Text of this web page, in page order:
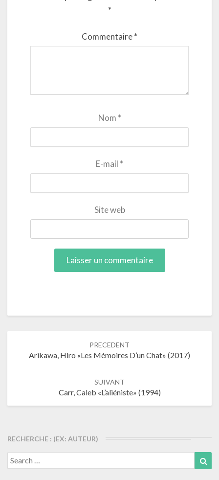
*
Commentaire*
Nom *
E-mail *
Site web
PRECEDENT
Arikawa, Hiro «Les Mémoires D’un Chat» (2017)
SUIVANT
Carr, Caleb «L’aliéniste» (1994)
RECHERCHE : (EX: AUTEUR)
Search
for: